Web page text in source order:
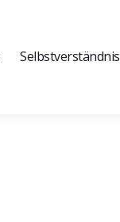
Selbstverständnis